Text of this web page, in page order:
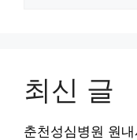
최신 글
춘천성심병원 원